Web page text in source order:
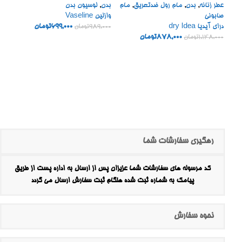
عطر زنانه, بدن, مام رول ضدتعریق, مام
صابونی
درای آیدیا dry Idea
1,148,000تومان 878,000تومان
بدن, لوسیون بدن
وازلین Vaseline
989,000تومان 699,000تومان
رهگیری سفارشات شما
کد مرسوله های سفارشات شما عزیزان پس از ارسال به اداره پست از طریق
پیامک به شماره ثبت شده هنگام ثبت سفارش ارسال می گردد
نحوه سفارش